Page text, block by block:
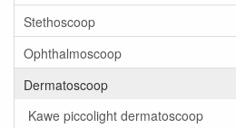
Stethoscoop
Ophthalmoscoop
Dermatoscoop
Kawe piccolight dermatoscoop